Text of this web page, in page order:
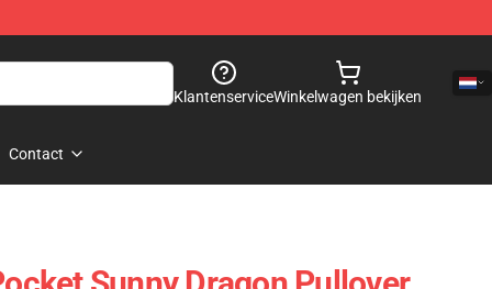
KlantenserviceWinkelwagen bekijken
Contact